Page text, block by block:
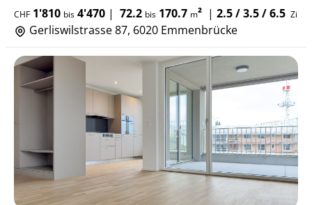
CHF 1'810 bis 4'470 | 72.2 bis 170.7 m² | 2.5 / 3.5 / 6.5 Zi
Gerliswilstrasse 87, 6020 Emmenbrücke